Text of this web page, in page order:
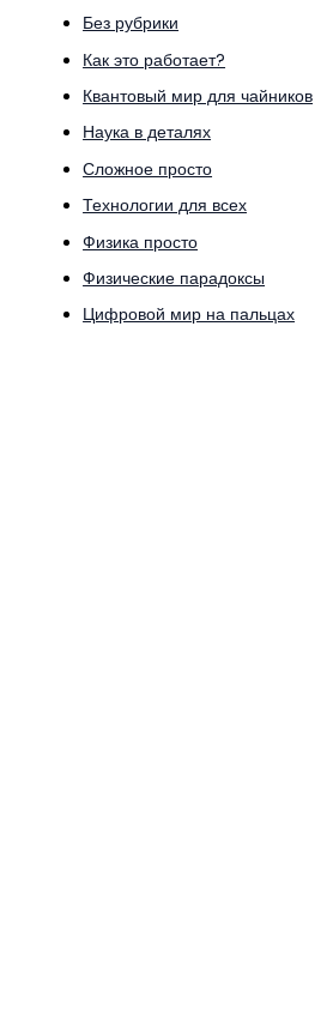
Без рубрики
Как это работает?
Квантовый мир для чайников
Наука в деталях
Сложное просто
Технологии для всех
Физика просто
Физические парадоксы
Цифровой мир на пальцах